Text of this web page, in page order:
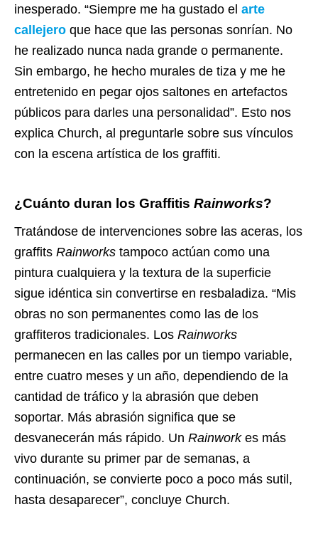
inesperado. “Siempre me ha gustado el arte
callejero que hace que las personas sonrían. No
he realizado nunca nada grande o permanente.
Sin embargo, he hecho murales de tiza y me he
entretenido en pegar ojos saltones en artefactos
públicos para darles una personalidad”. Esto nos
explica Church, al preguntarle sobre sus vínculos
con la escena artística de los graffiti.
¿Cuánto duran los Graffitis Rainworks?
Tratándose de intervenciones sobre las aceras, los
graffits Rainworks tampoco actúan como una
pintura cualquiera y la textura de la superficie
sigue idéntica sin convertirse en resbaladiza. “Mis
obras no son permanentes como las de los
graffiteros tradicionales. Los Rainworks
permanecen en las calles por un tiempo variable,
entre cuatro meses y un año, dependiendo de la
cantidad de tráfico y la abrasión que deben
soportar. Más abrasión significa que se
desvanecerán más rápido. Un Rainworkes más
vivo durante su primer par de semanas, a
continuación, se convierte poco a poco más sutil,
hasta desaparecer”, concluye Church.